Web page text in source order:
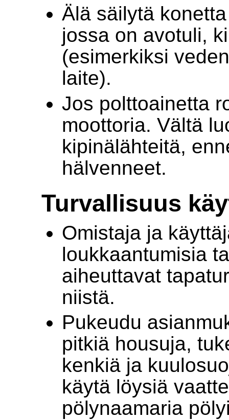
Älä säilytä
jossa on avotuli,
(esimerkiksi
laite).
Jos polttoainetta
moottoria. Vältä
kipinälähteitä,
hälvenneet.
Turvallisuus
Omistaja ja
loukkaantumisia
aiheuttavat
niistä.
Pukeudu
pitkiä housuja,
kenkiä ja
käytä löysiä
pölynaamaria